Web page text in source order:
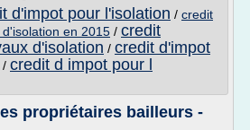
d'impot pour l'isolation / credit
en 2015 / credit
d'isolation / credit d'impot
/ credit d impot pour l
propriétaires bailleurs -